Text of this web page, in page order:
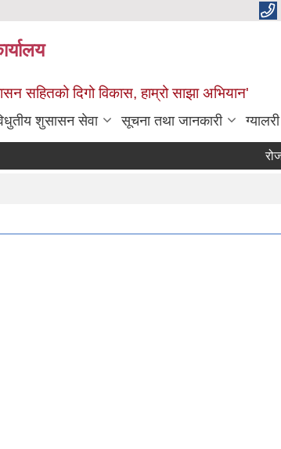
सहितको दिगो विकास, हाम्रो साझा अभियान'
शुसासन सेवा सूचना तथा जानकारी ग्यालरी